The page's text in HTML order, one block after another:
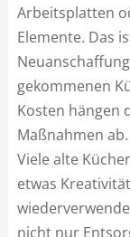
Arbeitsplatten
Elemente. Das
gekommenen
Kosten hängen
Maßnahmen ab.
Viele alte
etwas
nicht nur